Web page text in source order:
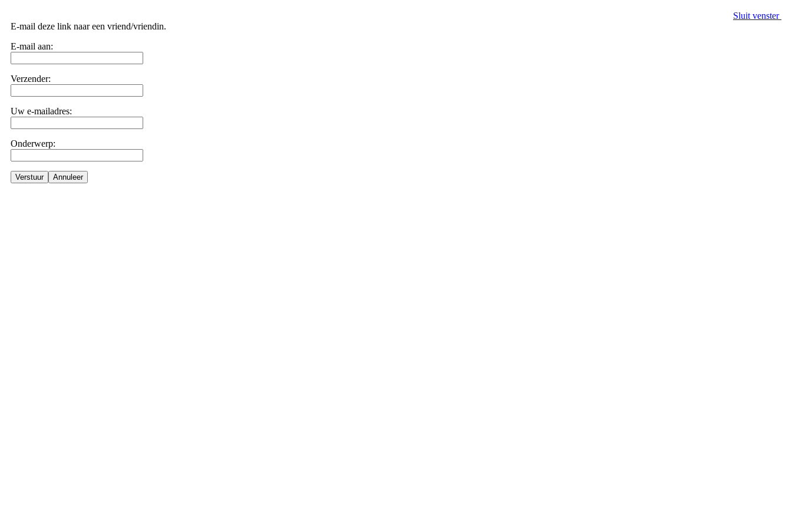
Sluit venster
E-mail deze link naar een vriend/vriendin.
E-mail aan:
Verzender:
Uw e-mailadres:
Onderwerp:
Verstuur Annuleer